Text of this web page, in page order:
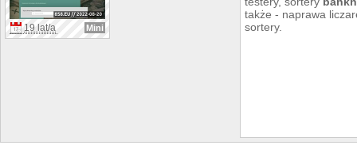
19 lat/a Mini
także - naprawa
sortery.